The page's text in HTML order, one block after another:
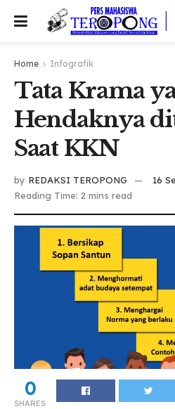
Home Infografik
Tata Krama
Hendaknya
Saat KKN
by REDAKSI TEROPONG
16
Reading Time: 2 mins read
0
SHARES